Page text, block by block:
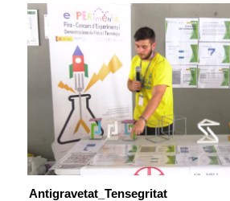
Antigravetat_Tensegritat